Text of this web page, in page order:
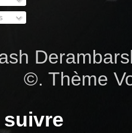
©. Thème
suivre